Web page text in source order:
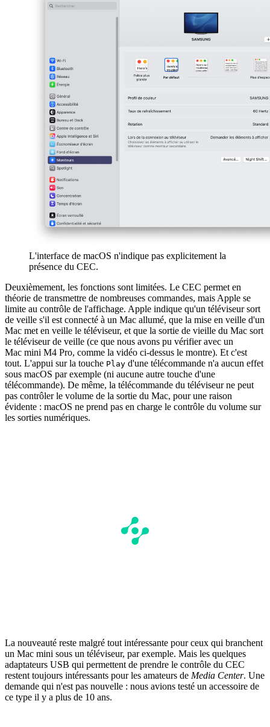
L'interface de macOS n'indique pas explicitement la
présence du CEC.
Deuxièmement, les fonctions sont limitées. Le CEC permet en
théorie de transmettre de nombreuses commandes, mais Apple se
limite au contrôle de l'affichage. Apple indique qu'un téléviseur sort
de veille s'il est connecté à un Mac allumé, que la mise en veille d'un
Mac met en veille le téléviseur, et que la sortie de vieille du Mac sort
le téléviseur de veille (ce que nous avons pu vérifier avec un
Mac mini M4 Pro, comme la vidéo ci-dessus le montre). Et c'est
tout. L'appui sur la touche Play d'une télécommande n'a aucun effet
sous macOS par exemple (ni aucune autre touche d'une
télécommande). De même, la télécommande du téléviseur ne peut
pas contrôler le volume de la sortie du Mac, pour une raison
évidente : macOS ne prend pas en charge le contrôle du volume sur
les sorties numériques.
La nouveauté reste malgré tout intéressante pour ceux qui branchent
un Mac mini sous un téléviseur, par exemple. Mais les quelques
adaptateurs USB qui permettent de prendre le contrôle du CEC
restent toujours intéressants pour les amateurs de Media Center. Une
demande qui n'est pas nouvelle : nous avions testé un accessoire de
ce type il y a plus de 10 ans.